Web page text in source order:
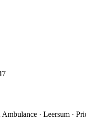
· Leersum ·